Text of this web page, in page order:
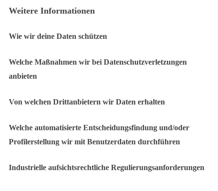
Weitere Informationen
Wie wir deine Daten schützen
Welche Maßnahmen wir bei Datenschutzverletzungen
anbieten
Von welchen Drittanbietern wir Daten erhalten
Welche automatisierte Entscheidungsfindung und/oder
Profilerstellung wir mit Benutzerdaten durchführen
Industrielle aufsichtsrechtliche Regulierungsanforderungen